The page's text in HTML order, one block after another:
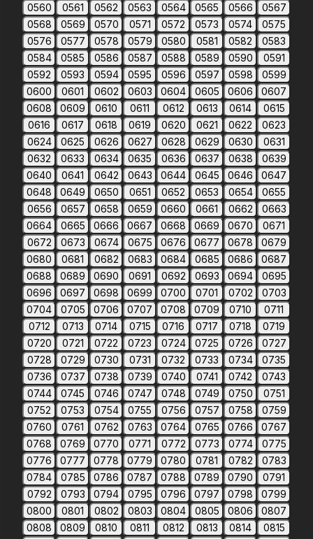
0560 0561 0562 0563 0564 0565 0566
0567
0568
0569 0570 0571 0572 0573 0574
0575
0576
0577 0578 0579 0580 0581 0582
0583
0584
0585 0586 0587 0588 0589 0590
0591
0592
0593 0594 0595 0596 0597 0598
0599
0600
0601 0602 0603 0604 0605 0606
0607
0608
0609 0610 0611 0612 0613 0614
0615
0616
0617 0618 0619 0620 0621 0622
0623
0624
0625 0626 0627 0628 0629 0630
0631
0632
0633 0634 0635 0636 0637 0638
0639
0640
0641 0642 0643 0644 0645 0646
0647
0648
0649 0650 0651 0652 0653 0654
0655
0656
0657 0658 0659 0660 0661 0662
0663
0664
0665 0666 0667 0668 0669 0670
0671
0672
0673 0674 0675 0676 0677 0678
0679
0680
0681 0682 0683 0684 0685 0686
0687
0688
0689 0690 0691 0692 0693 0694
0695
0696
0697 0698 0699 0700 0701 0702
0703
0704
0705 0706 0707 0708 0709 0710
0711
0712
0713 0714 0715 0716 0717 0718
0719
0720
0721 0722 0723 0724 0725 0726
0727
0728
0729 0730 0731 0732 0733 0734
0735
0736
0737 0738 0739 0740 0741 0742
0743
0744
0745 0746 0747 0748 0749 0750
0751
0752
0753 0754 0755 0756 0757 0758
0759
0760
0761 0762 0763 0764 0765 0766
0767
0768
0769 0770 0771 0772 0773 0774
0775
0776
0777 0778 0779 0780 0781 0782
0783
0784
0785 0786 0787 0788 0789 0790
0791
0792
0793 0794 0795 0796 0797 0798
0799
0800
0801 0802 0803 0804 0805 0806
0807
0808
0809 0810 0811 0812 0813 0814
0815